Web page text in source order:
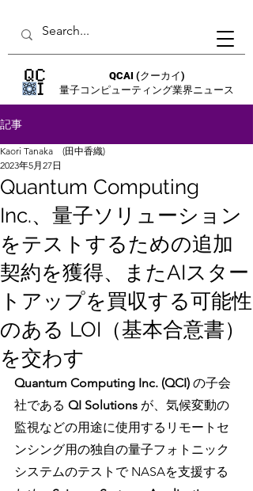
QCAI (クーカイ)
量子コンピューティング業界ニュース
記事
Quantum Computing
Inc.、量子ソリューション
をテストするための追加
契約を獲得、またAIスター
トアップを買収する可能性
のある LOI（基本合意書）
を交わす
Kaori Tanaka (田中香織)
2023年5月27日
Quantum Computing Inc. (QCI) の子会
社である QI Solutions が、気候変動の
監視などの用途に使用するリモートセ
ンシング用の独自の量子フォトニック
システムのテストで NASAを支援する